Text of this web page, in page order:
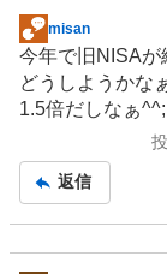
掲
示
板
記
misan
今年で旧 NISAが
どうしようかな
1.5倍だしなぁ^^;
返信